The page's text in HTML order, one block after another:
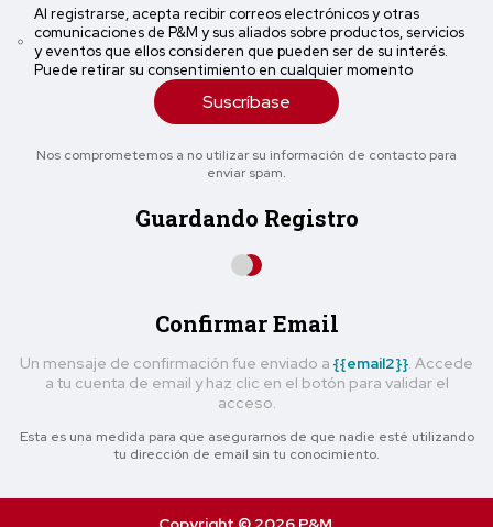
Al registrarse, acepta recibir correos electrónicos y otras
comunicaciones de P&M y sus aliados sobre productos, servicios
y eventos que ellos consideren que pueden ser de su interés.
Puede retirar su consentimiento en cualquier momento
Suscríbase
Nos comprometemos a no utilizar su información de contacto para
enviar spam.
Guardando Registro
Confirmar Email
Un mensaje de confirmación fue enviado a {{email2}} . Accede
a tu cuenta de email y haz clic en el botón para validar el
acceso.
Esta es una medida para que asegurarnos de que nadie esté utilizando
tu dirección de email sin tu conocimiento.